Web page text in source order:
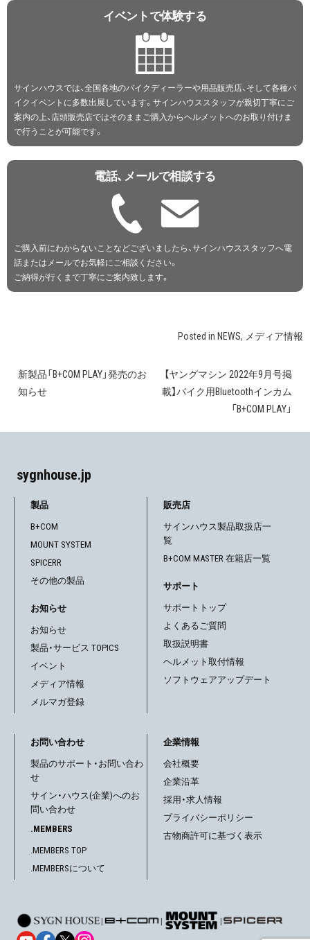
イベントで体験する
サインハウスでは、全国各地のバイクディーラーや用品販売店、そして各種バ
イクイベントに多数出展しています。サインハウススタッフが親切丁寧にご
案内の上、店頭販売店ではそのままご購入からヘルメットへのお取り付けま
で行うことが可能です。
電話、メールで相談する
ご購入前にわからないことなどございましたら、サインハウススタッフへ電
話またはメールでお気軽にご相談ください。
ご納得が行くまで丁寧にご案内致します。
Posted in NEWS, メディア情報
投
ナ
シ
ョ
ン
新製品「B+COM PLAY」発売のお
知らせ
【ヤングマシン 2022年9月号掲
載】バイク用Bluetoothインカム
「B+COM PLAY」
sygnhouse.jp
製品
B+COM
MOUNT SYSTEM
SPICERR
その他の製品
お知らせ
お知らせ
製品・サービス TOPICS
イベント
メディア情報
メルマガ登録
販売店
サインハウス製品取扱店一
覧
B+COM MASTER 在籍店一覧
サポート
サポートトップ
よくあるご質問
取扱説明書
ヘルメット取付情報
ソフトウェアアップデート
お問い合わせ
製品のサポート・お問い合わ
せ
サイン・ハウス(企業)へのお
問い合わせ
.MEMBERS
.MEMBERS TOP
.MEMBERSについて
企業情報
会社概要
企業沿革
採用・求人情報
プライバシーポリシー
古物商許可に基づく表示
| | |